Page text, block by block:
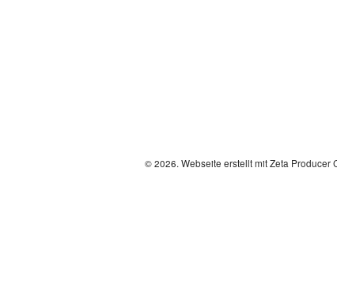
© 2026. Webseite erstellt mit Zeta Producer